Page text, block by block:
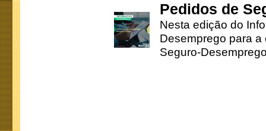
Pedidos de
Nesta edição do
Desemprego para
Seguro-